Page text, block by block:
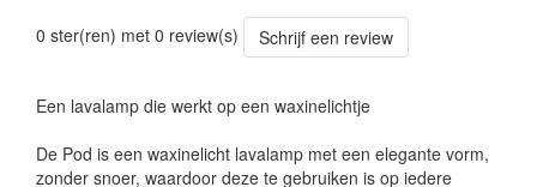
0 ster(ren) met 0 review(s)
Schrijf een review
Een lavalamp die werkt op een waxinelichtje
De Pod is een waxinelicht lavalamp met een elegante vorm,
zonder snoer, waardoor deze te gebruiken is op iedere